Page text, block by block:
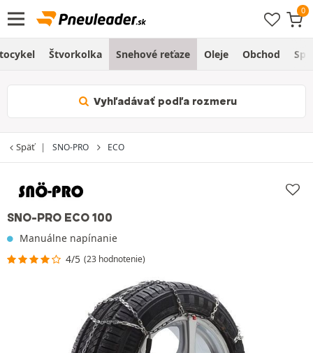
Štvorkolka Snehové reťaze Oleje Obchod
Vyhľadávať podľa rozmeru
Späť SNO-PRO ECO
SNO-PRO ECO 100
Manuálne napínanie
4/5 (23 hodnotenie)